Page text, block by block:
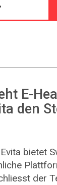
E-
den
bietet
der